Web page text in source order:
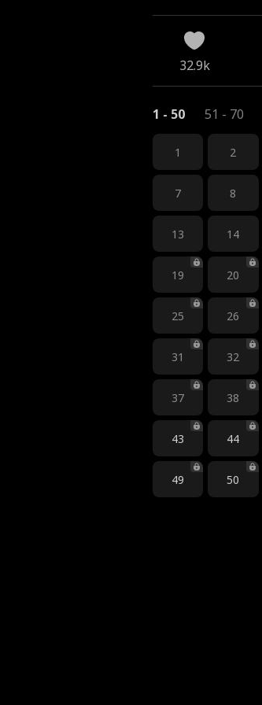
32.9k
1 - 50 51 - 70
1 2
7 8
13 14
19 20
25 26
31 32
37 38
43 44
49 50